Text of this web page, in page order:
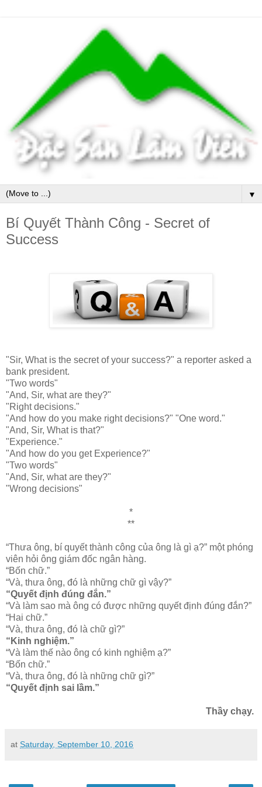
▼
Bí Quyết Thành Công - Secret of
Success
"Sir, What is the secret of your success?" a reporter asked a
bank president.
"Two words"
"And, Sir, what are they?"
"Right decisions."
"And how do you make right decisions?" "One word."
"And, Sir, What is that?"
"Experience."
"And how do you get Experience?"
"Two words"
"And, Sir, what are they?"
"Wrong decisions"
*
**
“Thưa ông, bí quyết thành công của ông là gì ạ?” một phóng
viên hỏi ông giám đốc ngân hàng.
“Bốn chữ.”
“Và, thưa ông, đó là những chữ gì vậy?”
“Quyết định đúng đắn.”
“Và làm sao mà ông có được những quyết định đúng đắn?”
“Hai chữ.”
“Và, thưa ông, đó là chữ gì?”
“Kinh nghiệm.”
“Và làm thế nào ông có kinh nghiệm ạ?”
“Bốn chữ.”
“Và, thưa ông, đó là những chữ gì?”
“Quyết định sai lầm.”
Thầy chạy.
at Saturday, September 10, 2016